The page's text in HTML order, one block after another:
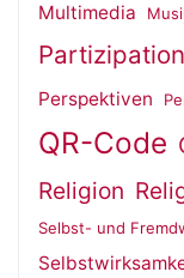
Multimedia
Partizipation
Perspektiven
QR-Code
Religion
Selbst- und